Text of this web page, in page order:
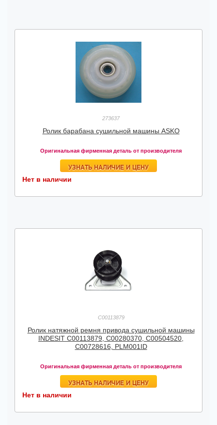
273637
Ролик барабана сушильной машины ASKO
Оригинальная фирменная деталь от производителя
УЗНАТЬ НАЛИЧИЕ И ЦЕНУ
Нет в наличии
C00113879
Ролик натяжной ремня привода сушильной машины
INDESIT C00113879, C00280370, C00504520,
C00728616, PLM001ID
Оригинальная фирменная деталь от производителя
УЗНАТЬ НАЛИЧИЕ И ЦЕНУ
Нет в наличии